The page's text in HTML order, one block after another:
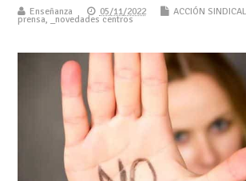
Enseñanza 05/11/2022 ACCIÓN SINDICAL
prensa, _novedades centros